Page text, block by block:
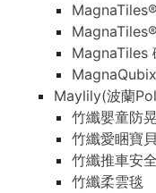
MagnaTiles
Maylily(波蘭
竹纖嬰童防
竹纖愛睏寶
竹纖推車安
竹纖柔雲毯